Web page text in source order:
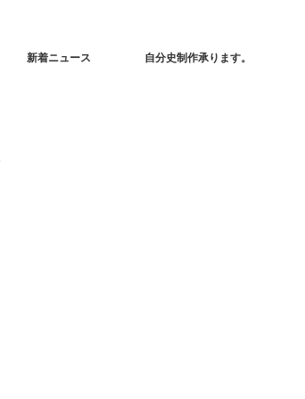
新着ニュース 自分史制作承ります。